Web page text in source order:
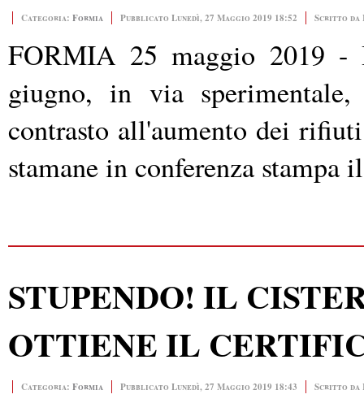
Categoria: Formia Pubblicato Lunedì, 27 Maggio 2019 18:52 Scritto da
FORMIA 25 maggio 2019 -
giugno, in via
contrasto all'aumento dei
stamane in conferenza stampa
STUPENDO! IL
OTTIENE IL
Categoria: Formia Pubblicato Lunedì, 27 Maggio 2019 18:43 Scritto da